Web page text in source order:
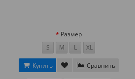
Размер
S
M L XL
Купить Сравнить